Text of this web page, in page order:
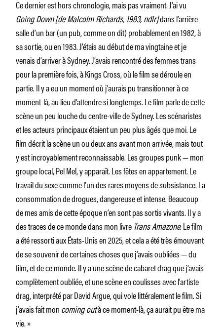
Ce dernier est hors chronologie, mais pas vraiment. J’ai vu
Going Down[de Malcolm Richards, 1983, ndlr]dans l’arrière-
salle d’un bar (un pub, comme on dit) probablement en 1982, à
sa sortie, ou en 1983. J’étais au début de ma vingtaine et je
venais d’arriver à Sydney. J’avais rencontré des femmes trans
pour la première fois, à Kings Cross, où le film se déroule en
partie. Il y a eu un moment où j’aurais pu transitionner à ce
moment-là, au lieu d’attendre si longtemps. Le film parle de cette
scène un peu louche du centre-ville de Sydney. Les scénaristes
et les acteurs principaux étaient un peu plus âgés que moi. Le
film décrit la scène un ou deux ans avant mon arrivée, mais tout
y est incroyablement reconnaissable. Les groupes punk — mon
groupe local, Pel Mel, y apparaît. Les fêtes en appartement. Le
travail du sexe comme l’un des rares moyens de subsistance. La
consommation de drogues, dangereuse et intense. Beaucoup
de mes amis de cette époque n’en sont pas sortis vivants. Il y a
des traces de ce monde dans mon livre Trans Amazone. Le film
a été ressorti aux États-Unis en 2025, et cela a été très émouvant
de se souvenir de certaines choses que j’avais oubliées — du
film, et de ce monde. Il y a une scène de cabaret drag que j’avais
complètement oubliée, et une scène en coulisses avec l’artiste
drag, interprété par David Argue, qui vole littéralement le film. Si
j’avais fait moncoming outà ce moment-là, ça aurait pu être ma
vie. »